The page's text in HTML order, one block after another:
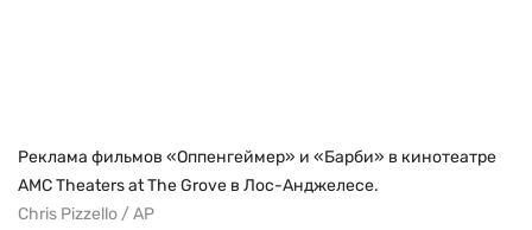
Реклама фильмов «Оппенгеймер» и «Барби» в кинотеатре
AMC Theaters at The Grove в Лос-Анджелесе.
Chris Pizzello / AP